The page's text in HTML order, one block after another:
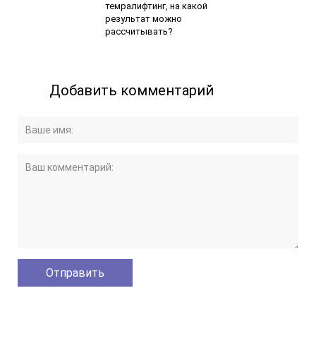
темралифтинг, на какой
результат можно
рассчитывать?
Добавить комментарий